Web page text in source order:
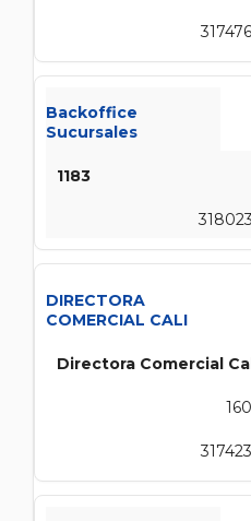
Backoffice
Sucursales
1183
DIRECTORA
COMERCIAL CALI
Directora Comercial